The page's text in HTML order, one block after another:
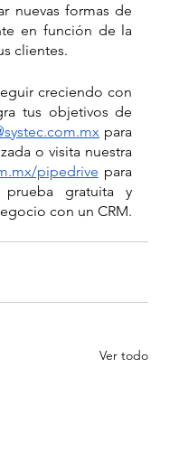
nuevas formas de
en función de la
clientes.
creciendo con
tus objetivos de
para
o visita nuestra
pipedrive para
gratuita y
con un CRM.
Ver todo